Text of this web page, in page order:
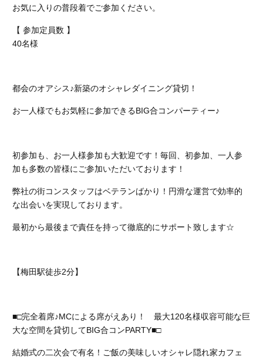
お気に入りの普段着でご参加ください。
【 参加定員数 】
40名様
都会のオアシス♪新築のオシャレダイニング貸切！
お一人様でもお気軽に参加できるBIG合コンパーティー♪
初参加も、お一人様参加も大歓迎です！毎回、初参加、一人参
加も多数の皆様にご参加いただいております！
弊社の街コンスタッフはベテランばかり！円滑な運営で効率的
な出会いを実現しております。
最初から最後まで責任を持って徹底的にサポート致します☆
【梅田駅徒歩2分】
■□完全着席♪MCによる席がえあり！ 最大120名様収容可能な巨
大な空間を貸切してBIG合コンPARTY■□
結婚式の二次会で有名！ご飯の美味しいオシャレ隠れ家カフェ